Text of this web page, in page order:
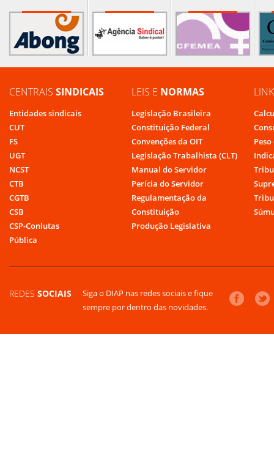
CENTRAIS SINDICAIS
Entidades sindicais
CUT
FS
UGT
NCST
CTB
CGTB
CSB
CSP-Conlutas
Pública
LEIS E NORMAS
Legislação Brasileira
Constituição Federal
Convenções da OIT
Legislação Trabalhista (CLT)
Manual do Servidor
Perícia do Servidor
Regulamentação da
Constituição
Produção Legislativa
REDES SOCIAIS
Siga o DIAP nas redes sociais e fique
sempre por dentro das novidades.